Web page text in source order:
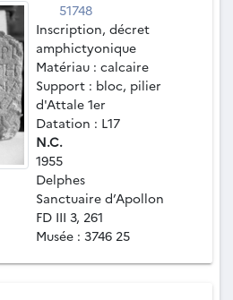
51748
Inscription, décret
amphictyonique
Matériau : calcaire
Support : bloc, pilier
d'Attale 1er
Datation : L17
N.C.
1955
Delphes
Sanctuaire d’Apollon
FD III 3, 261
Musée : 3746 25